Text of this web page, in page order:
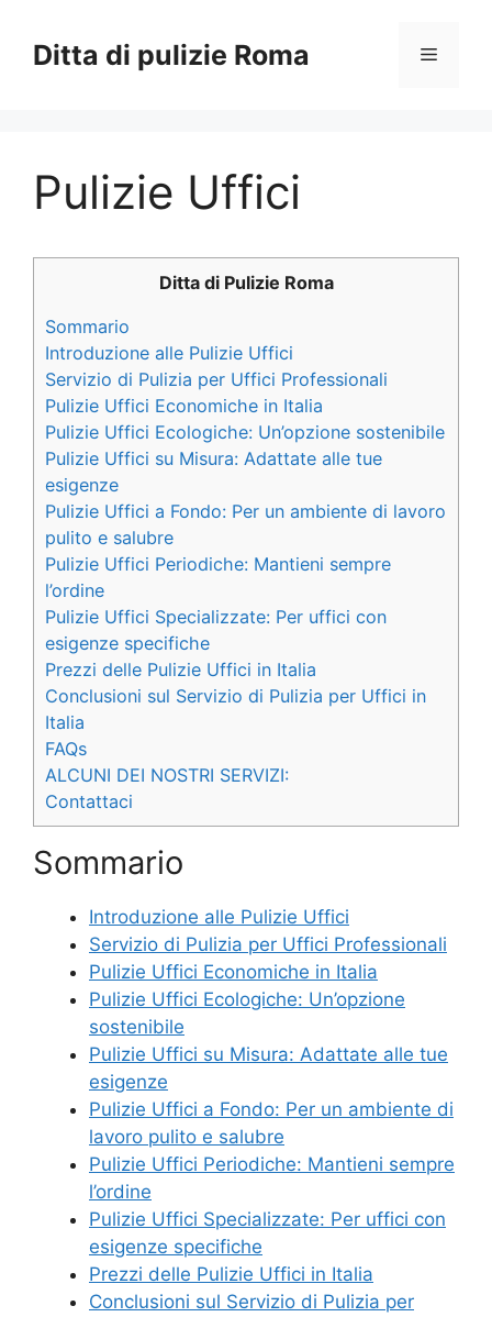
contenuto
Ditta di pulizie Roma Menu
Pulizie Uffici
Ditta di Pulizie Roma
Sommario
Introduzione alle Pulizie Uffici
Servizio di Pulizia per Uffici Professionali
Pulizie Uffici Economiche in Italia
Pulizie Uffici Ecologiche: Un’opzione sostenibile
Pulizie Uffici su Misura: Adattate alle tue
esigenze
Pulizie Uffici a Fondo: Per un ambiente di lavoro
pulito e salubre
Pulizie Uffici Periodiche: Mantieni sempre
l’ordine
Pulizie Uffici Specializzate: Per uffici con
esigenze specifiche
Prezzi delle Pulizie Uffici in Italia
Conclusioni sul Servizio di Pulizia per Uffici in
Italia
FAQs
ALCUNI DEI NOSTRI SERVIZI:
Contattaci
Sommario
Introduzione alle Pulizie Uffici
Servizio di Pulizia per Uffici Professionali
Pulizie Uffici Economiche in Italia
Pulizie Uffici Ecologiche: Un’opzione
sostenibile
Pulizie Uffici su Misura: Adattate alle tue
esigenze
Pulizie Uffici a Fondo: Per un ambiente di
lavoro pulito e salubre
Pulizie Uffici Periodiche: Mantieni sempre
l’ordine
Pulizie Uffici Specializzate: Per uffici con
esigenze specifiche
Prezzi delle Pulizie Uffici in Italia
Conclusioni sul Servizio di Pulizia per